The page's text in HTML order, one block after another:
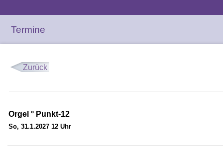
Termine
Zurück
Orgel ° Punkt-12
So, 31.1.2027 12 Uhr